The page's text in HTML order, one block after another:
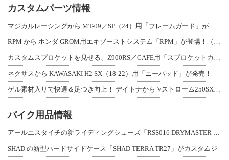
カスタムパーツ情報
マジカルレーシングから MT-09／SP（24）用「フレームガード」が登場！
RPM から ホンダ GROM用エキゾーストシステム「RPM」が登場！（動画あり
カスタムスプロケットを見せる、Z900RS／CAFE用「スプロケットカバーフルキ
ネクサスから KAWASAKI H2 SX（18-22）用「ニーパッド」が発売！
ゲル素材入りで快適＆足つき向上！ デイトナから Vストローム250SX用「快適ロ
バイク用品情報
アールエスタイチの新ライディングシューズ「RSS016 DRYMASTER スト
SHAD の新型ハードサイドケース「SHAD TERRA TR27」がカスタムジ